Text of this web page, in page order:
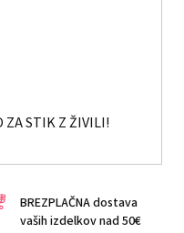
ZA STIK Z ŽIVILI!
BREZPLAČNA dostava
vaših izdelkov nad 50€